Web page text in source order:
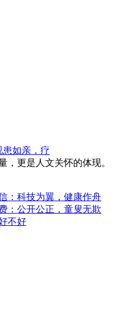
如亲，疗
，更是人文关怀的体现。
：科技为翼，健康作舟
：公开公正，童叟无欺
不好